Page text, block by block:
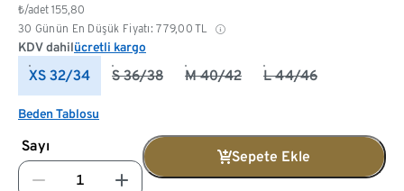
₺/adet 155,80
30 Günün En Düşük Fiyatı: 779,00 TL
KDV dahilücretli kargo
XS 32/34 S 36/38 M 40/42 L 44/46
Beden Tablosu
Sayı
Sepete Ekle